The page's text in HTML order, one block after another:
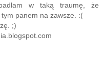
w taką traumę, że
panem na zawsze. :(
;)